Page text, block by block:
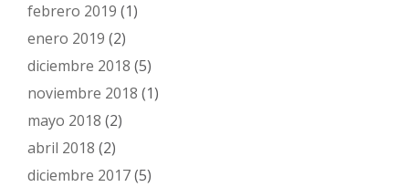
febrero 2019 (1)
enero 2019 (2)
diciembre 2018 (5)
noviembre 2018 (1)
mayo 2018 (2)
abril 2018 (2)
diciembre 2017(5)